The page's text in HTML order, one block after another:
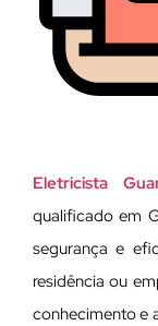
Eletricista
qualificado em
segurança e
residência ou
conhecimento e